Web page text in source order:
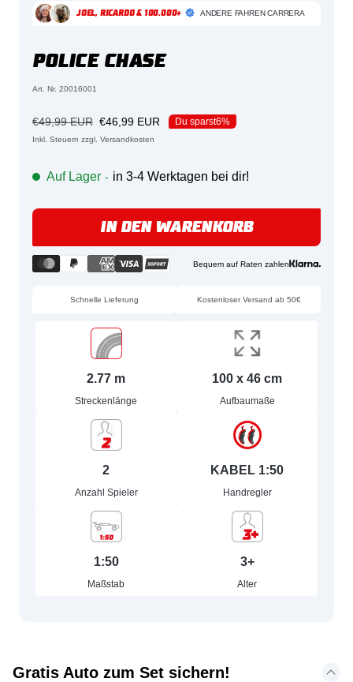
JOEL, RICARDO & 100.000+ ANDERE FAHREN CARRERA
POLICE CHASE
Art. Nr. 20016001
Angebotspreis
€46,99 EUR
Regulärer
€49,99 EUR Du sparst6%
Inkl. Steuern zzgl. Versandkosten
Auf Lager - in 3-4 Werktagen bei dir!
IN DEN WARENKORB
Bequem auf Raten zahlen
Schnelle Lieferung Kostenloser Versand ab 50€
2.77 m
Streckenlänge
100 x 46 cm
Aufbaumaße
2
Anzahl Spieler
KABEL 1:50
Handregler
1:50
Maßstab
3+
Alter
Gratis Auto zum Set sichern!